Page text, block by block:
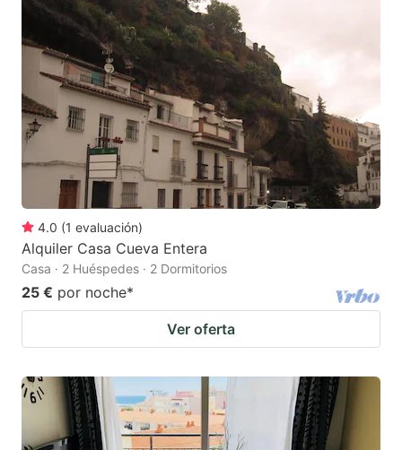
4.0 (1 evaluación)
Alquiler Casa Cueva Entera
Casa · 2 Huéspedes · 2 Dormitorios
25 € por noche*
Ver oferta